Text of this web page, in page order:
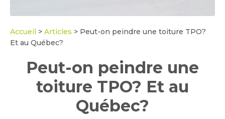
Accueil > Articles > Peut-on peindre une toiture TPO?
Et au Québec?
Peut-on peindre une
toiture TPO? Et au
Québec?